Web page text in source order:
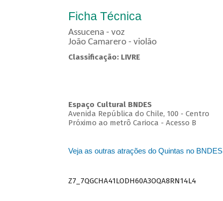
Ficha Técnica
Assucena - voz
João Camarero - violão
Classificação: LIVRE
Espaço Cultural BNDES
Avenida República do Chile, 100 - Centro
Próximo ao metrô Carioca - Acesso B
Veja as outras atrações do Quintas no BNDES
Z7_7QGCHA41LODH60A3OQA8RN14L4